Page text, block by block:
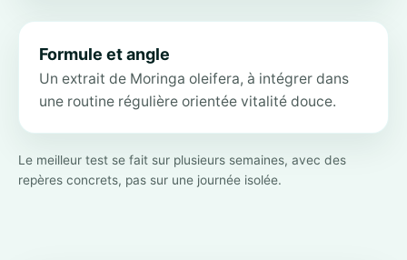
Formule et angle
Un extrait de Moringa oleifera, à intégrer dans
une routine régulière orientée vitalité douce.
Le meilleur test se fait sur plusieurs semaines, avec des
repères concrets, pas sur une journée isolée.